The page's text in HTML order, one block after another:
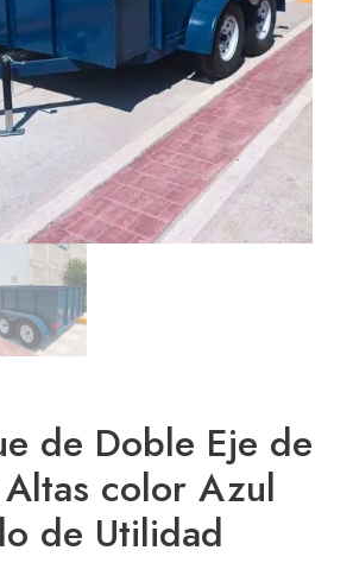
de Doble Eje de
Altas color Azul
de Utilidad